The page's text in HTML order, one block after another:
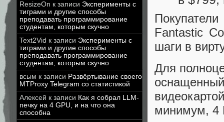
ResizeOn к записи Эксперименты с
тиграми и другие способы
преподавать программирование
студентам, которым скучно
Text2Vid к записи Эксперименты с
тиграми и другие способы
преподавать программирование
студентам, которым скучно
всым к записи Развёртывание своего
MTProxy Telegram со статистикой
Алексей к записи Как я собрал LLM-
печку на 4 GPU, и на что она
способна
Fantastic
шаги в
Для
минимум, 4